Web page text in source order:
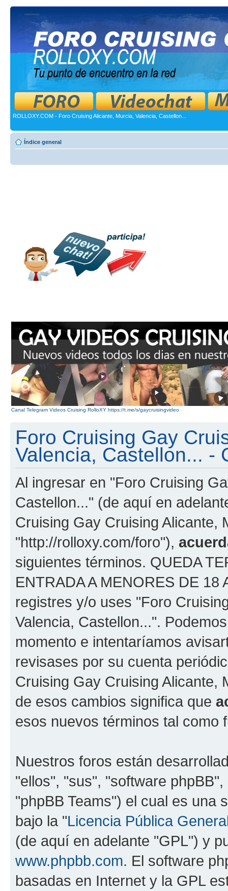
ROLLOXY.COM - Foro Cruising Alicante, Murcia, Valencia, Castellon...
Índice general
Canal Telegram Videos Cruising RolloXY https://t.me/s/gaycruisingvideo
Foro Cruising Gay
Valencia, Castellon... -
Al ingresar en "Foro Cruising
Castellon..." (de aquí en
Cruising Gay Cruising Alicante,
"http://rolloxy.com/foro"),
siguientes términos. QUEDA
ENTRADA A MENORES DE
registres y/o uses "Foro
Valencia, Castellon...".
momento e intentaríamos
revisases por su cuenta
Cruising Gay Cruising Alicante,
de esos cambios significa que
esos nuevos términos tal como
Nuestros foros están
"ellos", "sus", "software
"phpBB Teams") el cual es una
bajo la "Licencia Pública
(de aquí en adelante "GPL") y
www.phpbb.com. El software
basadas en Internet y la GPL